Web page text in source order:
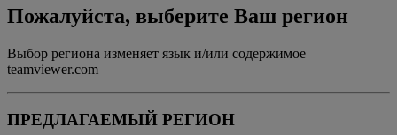
Пожалуйста, выберите Ваш регион
Выбор региона изменяет язык и/или содержимое
teamviewer.com
ПРЕДЛАГАЕМЫЙ РЕГИОН